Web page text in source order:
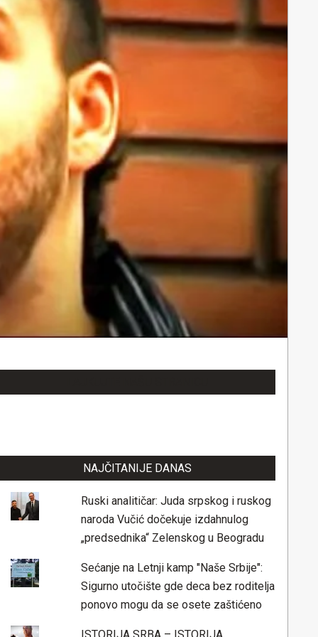
NAJČITANIJE DANAS
Ruski analitičar: Juda srpskog i ruskog
naroda Vučić dočekuje izdahnulog
„predsednika“ Zelenskog u Beogradu
Sećanje na Letnji kamp "Naše Srbije":
Sigurno utočište gde deca bez roditelja
ponovo mogu da se osete zaštićeno